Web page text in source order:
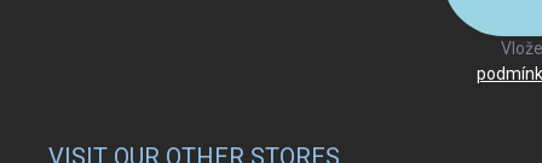
VISIT OUR OTHER STORES